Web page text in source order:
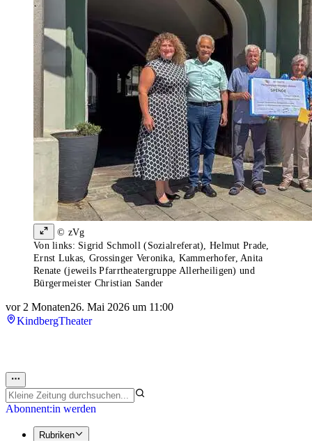
© zVg
Von links: Sigrid Schmoll (Sozialreferat), Helmut Prade,
Ernst Lukas, Grossinger Veronika, Kammerhofer, Anita
Renate (jeweils Pfarrtheatergruppe Allerheiligen) und
Bürgermeister Christian Sander
vor 2 Monaten26. Mai 2026 um 11:00
KindbergTheater
Abonnent:in werden
Rubriken